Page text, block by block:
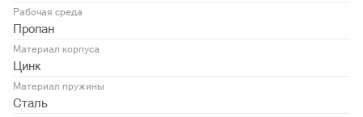
Рабочая среда
Пропан
Материал корпуса
Цинк
Материал пружины
Сталь